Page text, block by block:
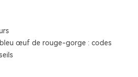
œuf de rouge-gorge : codes